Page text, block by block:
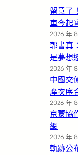
留意了
車今起
2026 年 8
郭書真
是夢想
2026 年 8
中國交
產次序
2026 年 8
京蒙協
網
2026 年 8
軌跡公